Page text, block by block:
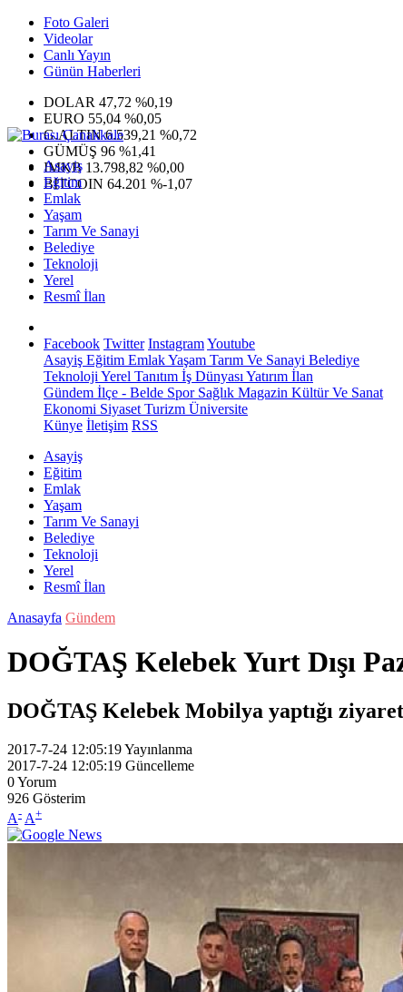
Foto Galeri
Videolar
Canlı Yayın
Günün Haberleri
DOLAR 47,72 %0,19
EURO 55,04 %0,05
G.ALTIN6.539,21 %0,72
GÜMÜŞ 96 %1,41
IMKB 13.798,82 %0,00
BITCOIN 64.201 %-1,07
Asayiş
Eğitim
Emlak
Yaşam
Tarım Ve Sanayi
Belediye
Teknoloji
Yerel
Resmî İlan
Facebook Twitter InstagramYoutube
Asayiş Eğitim EmlakYaşam Tarım Ve Sanayi Belediye
Teknoloji Yerel Tanıtım İş Dünyası Yatırım İlan
Gündem İlçe - Belde SporSağlık Magazin Kültür Ve Sanat
Ekonomi Siyaset Turizm Üniversite
Künye İletişim RSS
Asayiş
Eğitim
Emlak
Yaşam
Tarım Ve Sanayi
Belediye
Teknoloji
Yerel
Resmî İlan
Anasayfa Gündem
DOĞTAŞ Kelebek Yurt Dışı
DOĞTAŞ Kelebek Mobilya yaptığı
2017-7-24 12:05:19Yayınlanma
2017-7-24 12:05:19 Güncelleme
0Yorum
926 Gösterim
A- A+